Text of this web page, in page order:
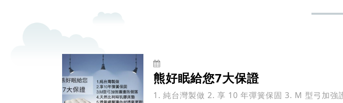
熊好眠給您7大保證
1. 純台灣製做 2. 享 10 年彈簧保固 3. M 型弓加